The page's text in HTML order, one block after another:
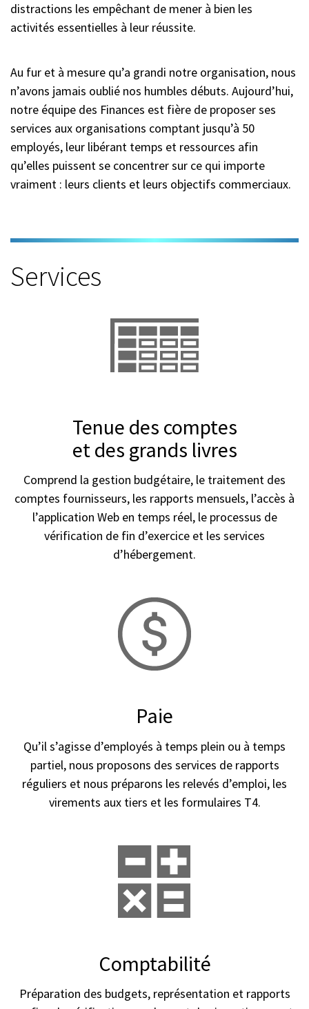
distractions les empêchant de mener à bien les
activités essentielles à leur réussite.
Au fur et à mesure qu’a grandi notre organisation, nous
n’avons jamais oublié nos humbles débuts. Aujourd’hui,
notre équipe des Finances est fière de proposer ses
services aux organisations comptant jusqu’à 50
employés, leur libérant temps et ressources afin
qu’elles puissent se concentrer sur ce qui importe
vraiment : leurs clients et leurs objectifs commerciaux.
Services
Tenue des comptes
et des grands livres
Comprend la gestion budgétaire, le traitement des
comptes fournisseurs, les rapports mensuels, l’accès à
l’application Web en temps réel, le processus de
vérification de fin d’exercice et les services
d’hébergement.
Paie
Qu’il s’agisse d’employés à temps plein ou à temps
partiel, nous proposons des services de rapports
réguliers et nous préparons les relevés d’emploi, les
virements aux tiers et les formulaires T4.
Comptabilité
Préparation des budgets, représentation et rapports